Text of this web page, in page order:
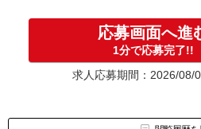
▼就業開始
*配属先にて、当社の派遣スタッフと
★入社前に配属先が決定する場合もご
いずれの場合も、入社された時点で
応募画面へ進
1分で応募完了!!
求人応募期間：2026/08/